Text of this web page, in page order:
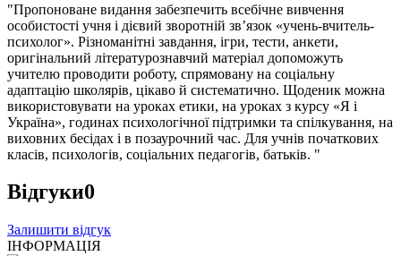
"Пропоноване видання забезпечить всебічне вивчення
особистості учня і дієвий зворотній зв’язок «учень-вчитель-
психолог». Різноманітні завдання, ігри, тести, анкети,
оригінальний літературознавчий матеріал допоможуть
учителю проводити роботу, спрямовану на соціальну
адаптацію школярів, цікаво й систематично. Щоденик можна
використовувати на уроках етики, на уроках з курсу «Я і
Україна», годинах психологічної підтримки та спілкування, на
виховних бесідах і в позаурочний час. Для учнів початкових
класів, психологів, соціальних педагогів, батьків. "
Відгуки0
Залишити відгук
ІНФОРМАЦІЯ